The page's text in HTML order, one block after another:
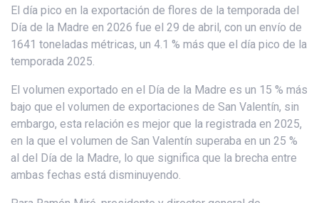
El día pico en la exportación de flores de la temporada del
Día de la Madre en 2026 fue el 29 de abril, con un envío de
1641 toneladas métricas, un 4.1 % más que el día pico de la
temporada 2025.
El volumen exportado en el Día de la Madre es un 15 % más
bajo que el volumen de exportaciones de San Valentín, sin
embargo, esta relación es mejor que la registrada en 2025,
en la que el volumen de San Valentín superaba en un 25 %
al del Día de la Madre, lo que significa que la brecha entre
ambas fechas está disminuyendo.